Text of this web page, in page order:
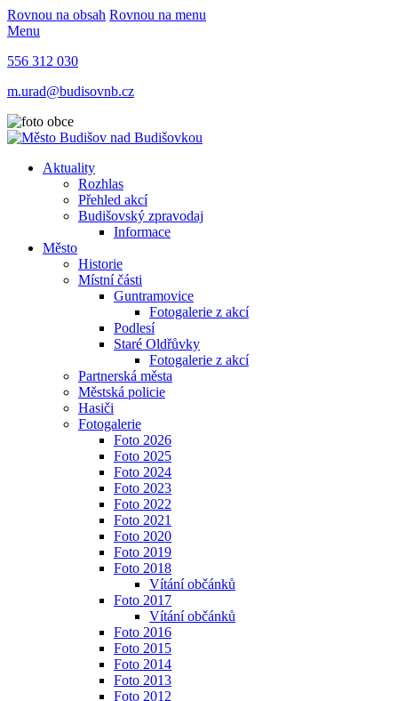
Rovnou na obsah Rovnou na menu
Menu
556 312 030
m.urad@budisovnb.cz
Aktuality
Rozhlas
Přehled akcí
Budišovský zpravodaj
Informace
Město
Historie
Místní části
Guntramovice
Fotogalerie z akcí
Podlesí
Staré Oldřůvky
Fotogalerie z akcí
Partnerská města
Městská policie
Hasiči
Fotogalerie
Foto 2026
Foto 2025
Foto 2024
Foto 2023
Foto 2022
Foto 2021
Foto 2020
Foto 2019
Foto 2018
Vítání občánků
Foto 2017
Vítání občánků
Foto 2016
Foto 2015
Foto 2014
Foto 2013
Foto 2012